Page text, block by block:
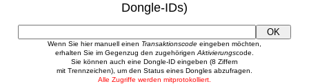
Dongle-IDs)
Wenn Sie hier manuell einen Transaktionscode eingeben möchten,
erhalten Sie im Gegenzug den zugehörigen Aktivierungscode.
Sie können auch eine Dongle-ID eingeben (8 Ziffern
mit Trennzeichen), um den Status eines Dongles abzufragen.
Alle Zugriffe werden mitprotokolliert.